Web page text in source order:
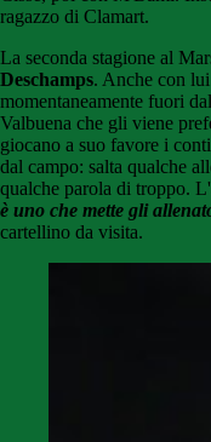
ragazzo di Clamart.
La seconda stagione al
Deschamps. Anche con
momentaneamente fuori
Valbuena che gli viene
giocano a suo favore i
dal campo: salta qualche
qualche parola di troppo.
è uno che mette gli
cartellino da visita.